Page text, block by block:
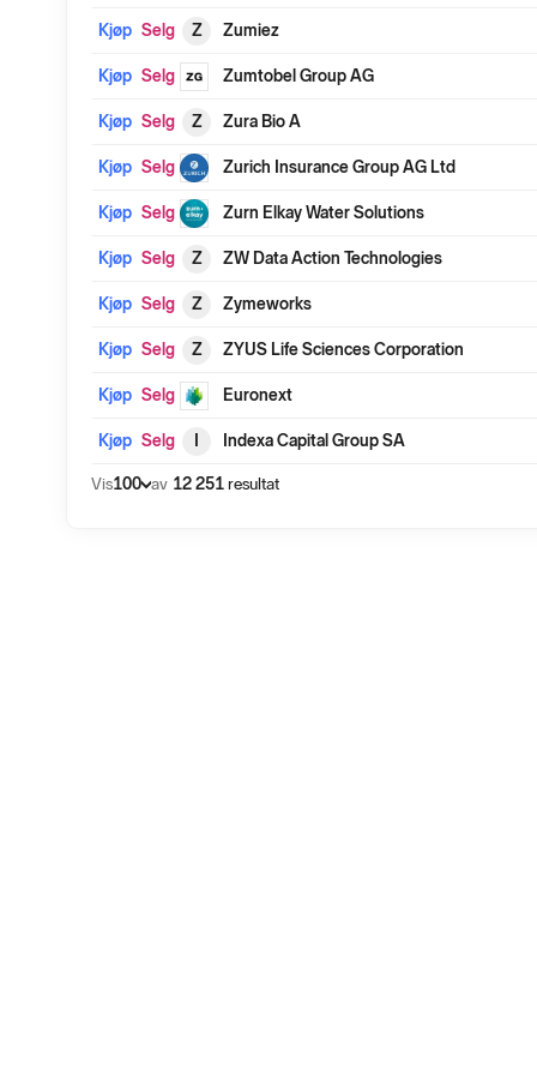
Kjøp Selg Z Zumiez
Kjøp Selg Zumtobel Group AG
Kjøp Selg Z Zura Bio A
Kjøp Selg Zurich Insurance Group AG Ltd
Kjøp Selg Zurn Elkay Water Solutions
Kjøp Selg Z ZW Data Action Technologies
Kjøp Selg Z Zymeworks
Kjøp Selg Z ZYUS Life Sciences Corporation
Kjøp Selg Euronext
Kjøp Selg Indexa Capital Group SA
Vis100 av 12 251resultat